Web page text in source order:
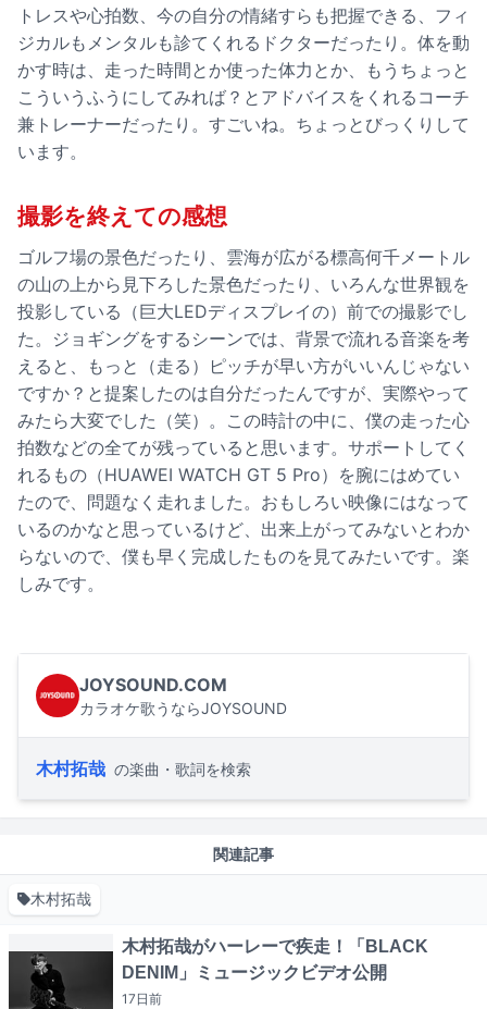
トレスや心拍数、今の自分の情緒すらも把握できる、フィ
ジカルもメンタルも診てくれるドクターだったり。体を動
かす時は、走った時間とか使った体力とか、もうちょっと
こういうふうにしてみれば？とアドバイスをくれるコーチ
兼トレーナーだったり。すごいね。ちょっとびっくりして
います。
撮影を終えての感想
ゴルフ場の景色だったり、雲海が広がる標高何千メートル
の山の上から見下ろした景色だったり、いろんな世界観を
投影している（巨大LEDディスプレイの）前での撮影でし
た。ジョギングをするシーンでは、背景で流れる音楽を考
えると、もっと（走る）ピッチが早い方がいいんじゃない
ですか？と提案したのは自分だったんですが、実際やって
みたら大変でした（笑）。この時計の中に、僕の走った心
拍数などの全てが残っていると思います。サポートしてく
れるもの（HUAWEI WATCH GT 5 Pro）を腕にはめてい
たので、問題なく走れました。おもしろい映像にはなって
いるのかなと思っているけど、出来上がってみないとわか
らないので、僕も早く完成したものを見てみたいです。楽
しみです。
JOYSOUND.COM
カラオケ歌うならJOYSOUND
木村拓哉 の楽曲・歌詞を検索
関連記事
木村拓哉
木村拓哉がハーレーで疾走！「BLACK
DENIM」ミュージックビデオ公開
17日前